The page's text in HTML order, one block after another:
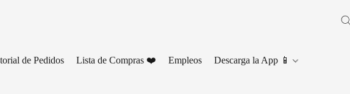
de Pedidos Lista de Compras ❤️ Empleos Descarga la App 📱